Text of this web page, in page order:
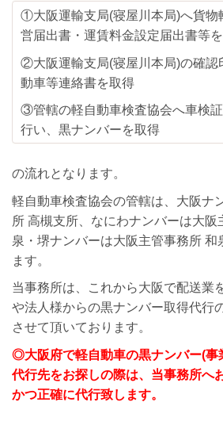
①大阪運輸支局(寝屋川本局)へ貨物
営届出書・運賃料金設定届出書等
②大阪運輸支局(寝屋川本局)の確認
動車等連絡書を取得
③管轄の軽自動車検査協会へ車検
行い、黒ナンバーを取得
の流れとなります。
軽自動車検査協会の管轄は、大阪ナ
所 高槻支所、なにわナンバーは大阪
泉・堺ナンバーは大阪主管事務所 和
ます。
当事務所は、これから大阪で配送業
や法人様からの黒ナンバー取得代行
させて頂いております。
◎大阪府で軽自動車の黒ナンバー(事
代行先をお探しの際は、当事務所へ
かつ正確に代行致します。